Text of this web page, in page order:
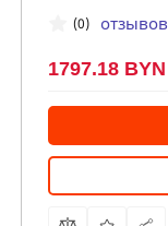
(0) отзывов
1797.18 BYN